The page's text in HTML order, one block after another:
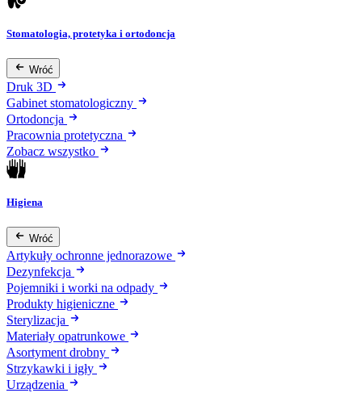
Stomatologia, protetyka i ortodoncja
Wróć
Druk 3D
Gabinet stomatologiczny
Ortodoncja
Pracownia protetyczna
Zobacz wszystko
Higiena
Wróć
Artykuły ochronne jednorazowe
Dezynfekcja
Pojemniki i worki na odpady
Produkty higieniczne
Sterylizacja
Materiały opatrunkowe
Asortyment drobny
Strzykawki i igły
Urządzenia